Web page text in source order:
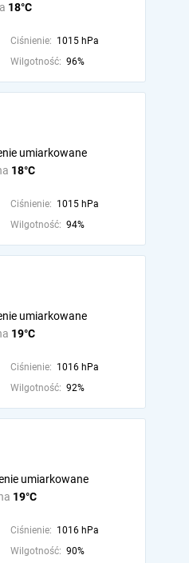
18°C
Ciśnienie: 1015 hPa
Wilgotność: 96%
18°C
umiarkowane
Ciśnienie: 1015 hPa
Wilgotność: 94%
19°C
umiarkowane
Ciśnienie: 1016 hPa
Wilgotność: 92%
19°C
umiarkowane
Ciśnienie: 1016 hPa
Wilgotność: 90%